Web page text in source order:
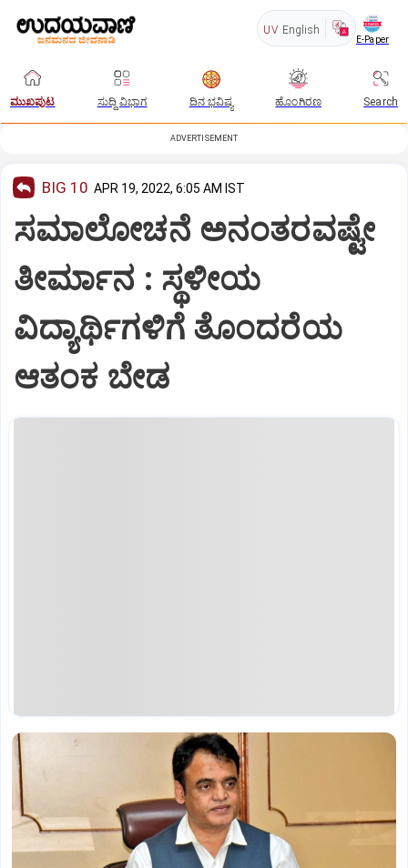
UV English
E-Paper
ಮುಖಪುಟ ಸುದ್ದಿ ವಿಭಾಗ ದಿನ ಭವಿಷ್ಯ ಹೊಂಗಿರಣ Search
ADVERTISEMENT
BIG 10 APR 19, 2022, 6:05 AM IST
ಸಮಾಲೋಚನೆ ಅನಂತರವಷ್ಟೇ
ತೀರ್ಮಾನ : ಸ್ಥಳೀಯ
ವಿದ್ಯಾರ್ಥಿಗಳಿಗೆ ತೊಂದರೆಯ
ಆತಂಕ ಬೇಡ